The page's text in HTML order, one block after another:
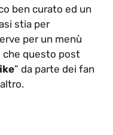
ben curato ed un
stia per
per un menù
che questo post
” da parte dei fan